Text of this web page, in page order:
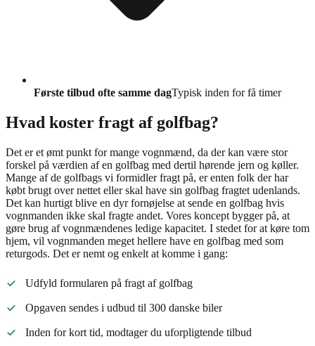
Første tilbud ofte samme dagTypisk inden for få timer
Hvad koster fragt af golfbag?
Det er et ømt punkt for mange vognmænd, da der kan være stor
forskel på værdien af en golfbag med dertil hørende jern og køller.
Mange af de golfbags vi formidler fragt på, er enten folk der har
købt brugt over nettet eller skal have sin golfbag fragtet udenlands.
Det kan hurtigt blive en dyr fornøjelse at sende en golfbag hvis
vognmanden ikke skal fragte andet. Vores koncept bygger på, at
gøre brug af vognmændenes ledige kapacitet. I stedet for at køre tom
hjem, vil vognmanden meget hellere have en golfbag med som
returgods. Det er nemt og enkelt at komme i gang:
Udfyld formularen på fragt af golfbag
Opgaven sendes i udbud til 300 danske biler
Inden for kort tid, modtager du uforpligtende tilbud